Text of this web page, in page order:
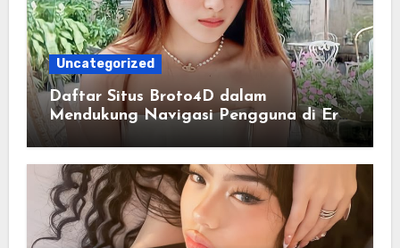
Uncategorized
Daftar Situs Broto4D dalam
Mendukung Navigasi Pengguna di Era
Digital Terintegrasi